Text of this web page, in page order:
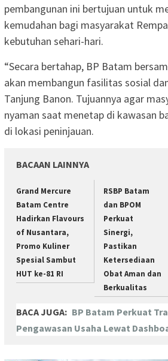
pembangunan ini bertujuan untuk
kemudahan bagi masyarakat
kebutuhan sehari-hari.
“Secara bertahap, BP Batam
akan membangun fasilitas sosial
Tanjung Banon. Tujuannya agar
nyaman saat menetap di kawasan
di lokasi peninjauan.
BACAAN LAINNYA
Grand Mercure
Batam Centre
Hadirkan Flavours
of Nusantara,
Promo Kuliner
Spesial Sambut
HUT ke-81 RI
RSBP Batam
dan BPOM
Perkuat
Sinergi,
Pastikan
Ketersediaan
Obat Aman dan
Berkualitas
BACA JUGA: BP Batam Perkuat
Pengawasan Usaha Lewat